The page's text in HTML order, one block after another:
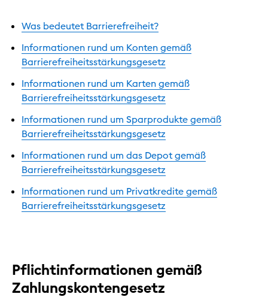
Was bedeutet Barrierefreiheit?
Informationen rund um Konten gemäß
Barrierefreiheitsstärkungsgesetz
Informationen rund um Karten gemäß
Barrierefreiheitsstärkungsgesetz
Informationen rund um Sparprodukte gemäß
Barrierefreiheitsstärkungsgesetz
Informationen rund um das Depot gemäß
Barrierefreiheitsstärkungsgesetz
Informationen rund um Privatkredite gemäß
Barrierefreiheitsstärkungsgesetz
Pflichtinformationen gemäß
Zahlungskontengesetz